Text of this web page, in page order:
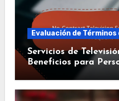
Evaluación de
Servicios de
Beneficios para
Mudan